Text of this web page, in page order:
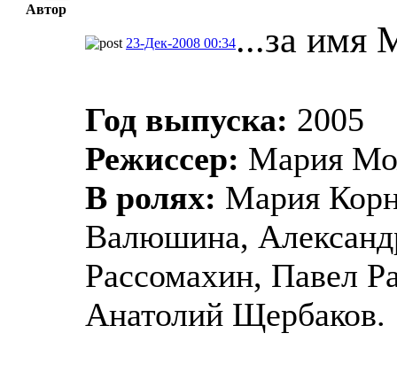
Автор
23-Дек-2008 00:34...за имя
Год выпуска: 2005
Режиссер: Мария
В ролях: Мария
Валюшина,
Рассомахин, Павел
Анатолий Щербаков.